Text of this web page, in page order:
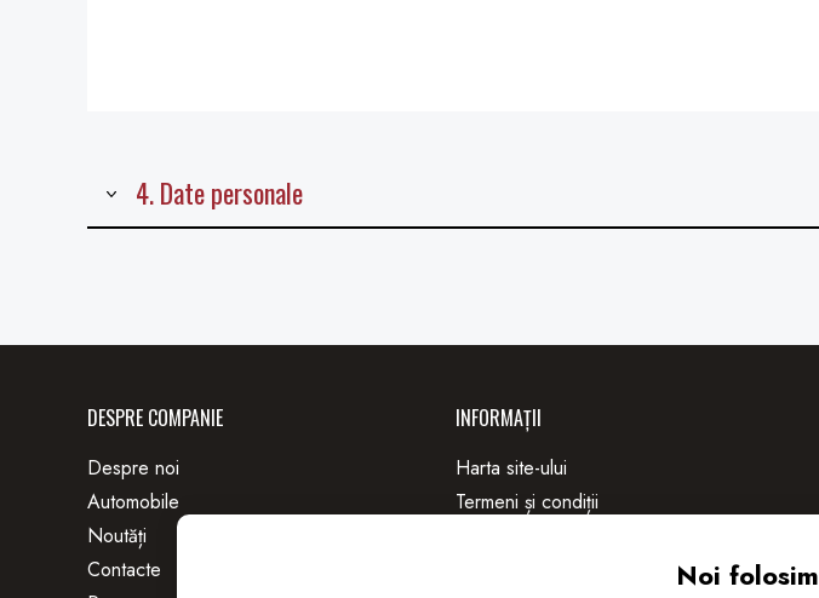
4. Date personale
Noi
DESPRE COMPANIE
Despre noi
Automobile
Noutăți
Contacte
INFORMAȚII
Harta site-ului
Termeni și condiții